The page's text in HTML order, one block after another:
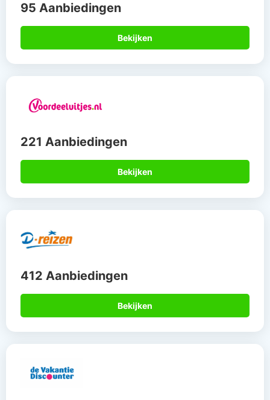
95 Aanbiedingen
Bekijken
221 Aanbiedingen
Bekijken
412 Aanbiedingen
Bekijken